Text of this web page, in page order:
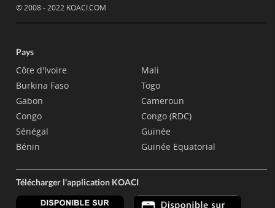
© 2008 - 2022 KOACI.COM
Pays
Côte d'Ivoire
Burkina Faso
Gabon
Congo
Sénégal
Bénin
Mali
Togo
Cameroun
Congo (RDC)
Guinée
Guinée Equatorial
Télécharger l'application KOACI